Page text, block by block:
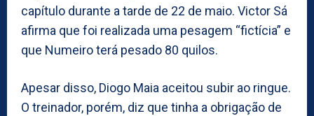
capítulo durante a tarde de 22 de maio. Victor Sá
afirma que foi realizada uma pesagem “fictícia” e
que Numeiro terá pesado 80 quilos.
Apesar disso, Diogo Maia aceitou subir ao ringue.
O treinador, porém, diz que tinha a obrigação de